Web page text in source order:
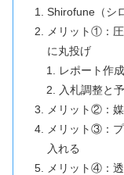
Shirofune（シ
メリット①：
に丸投げ
レポート作
入札調整と
メリット②：
メリット③：
入れる
メリット④：